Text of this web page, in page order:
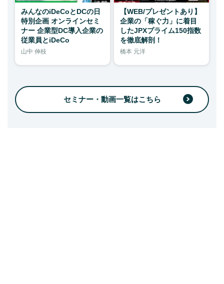
みんなのiDeCoとDCの日
特別企画 オンラインセミ
ナー 企業型DC導入企業の
従業員とiDeCo
山中 伸枝
【WEB/プレゼントあり】
企業の「稼ぐ力」に着目
したJPXプライム150指数
を徹底解剖！
橋本 元洋
セミナー・動画一覧はこちら